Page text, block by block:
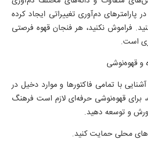
پارامترهای دم‌آوری تغییراتی ایجاد کرده
فراموش نکنید، هر فنجان قهوه فرصتی
است.
و قهوه‌نوشی
با تمامی فاکتورها و موارد دخیل در
برای قهوه‌نوشی حرفه‌ای لازم است فرهنگ
و توسعه دهید.
محلی حمایت کنید.